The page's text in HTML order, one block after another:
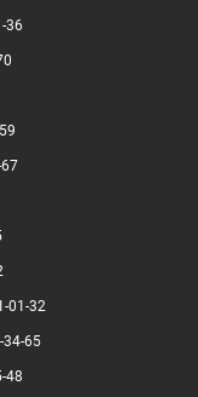
36
01-32
34-65
48